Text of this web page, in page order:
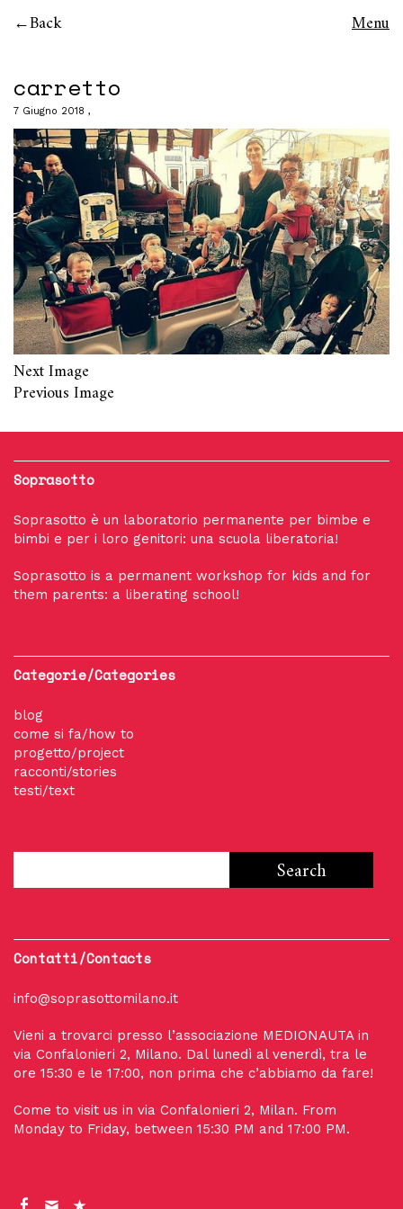
Back Menu
carretto
7 Giugno 2018
Next Image
Previous Image
Soprasotto
Soprasotto è un laboratorio permanente per bimbe e
bimbi e per i loro genitori: una scuola liberatoria!
Soprasotto is a permanent workshop for kids and for
them parents: a liberating school!
Categorie/Categories
blog
come si fa/how to
progetto/project
racconti/stories
testi/text
Contatti/Contacts
info@soprasottomilano.it
Vieni a trovarci presso l’associazione MEDIONAUTA in
via Confalonieri 2, Milano. Dal lunedì al venerdì, tra le
ore 15:30 e le 17:00, non prima che c’abbiamo da fare!
Come to visit us in via Confalonieri 2, Milan. From
Monday to Friday, between 15:30 PM and 17:00 PM.